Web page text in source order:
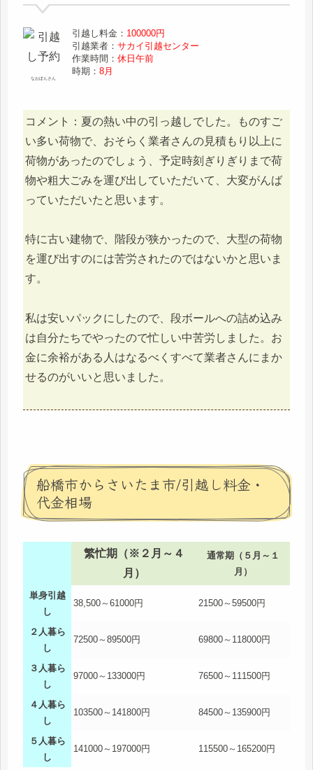
なおぽんさん
引越し料金： 100000円
引越業者：サカイ引越センター
作業時間：休日午前
時期：8月
コメント：夏の熱い中の引っ越しでした。ものすご
い多い荷物で、おそらく業者さんの見積もり以上に
荷物があったのでしょう、予定時刻ぎりぎりまで荷
物や粗大ごみを運び出していただいて、大変がんば
っていただいたと思います。
特に古い建物で、階段が狭かったので、大型の荷物
を運び出すのには苦労されたのではないかと思いま
す。
私は安いパックにしたので、段ボールへの詰め込み
は自分たちでやったので忙しい中苦労しました。お
金に余裕がある人はなるべくすべて業者さんにまか
せるのがいいと思いました。
船橋市からさいたま市/引越し料金・
代金相場
繁忙期（※２月～４
月）
通常期（５月～１
月）
単身引越
し
38,500～61000円 21500～59500円
２人暮ら
し
72500～89500円 69800～118000円
３人暮ら
し
97000～133000円 76500～111500円
４人暮ら
し
103500～141800円 84500～135900円
５人暮ら
し
141000～197000円 115500～165200円